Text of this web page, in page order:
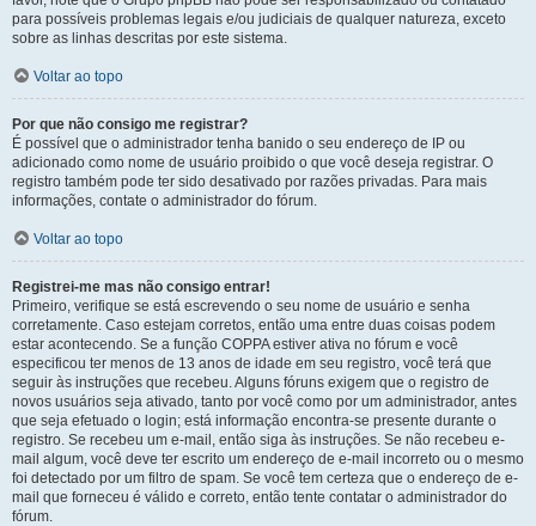
para possíveis problemas legais e/ou judiciais de qualquer natureza, exceto
sobre as linhas descritas por este sistema.
Voltar ao topo
Por que não consigo me registrar?
É possível que o administrador tenha banido o seu endereço de IP ou
adicionado como nome de usuário proibido o que você deseja registrar. O
registro também pode ter sido desativado por razões privadas. Para mais
informações, contate o administrador do fórum.
Voltar ao topo
Registrei-me mas não consigo entrar!
Primeiro, verifique se está escrevendo o seu nome de usuário e senha
corretamente. Caso estejam corretos, então uma entre duas coisas podem
estar acontecendo. Se a função COPPA estiver ativa no fórum e você
especificou ter menos de 13 anos de idade em seu registro, você terá que
seguir às instruções que recebeu. Alguns fóruns exigem que o registro de
novos usuários seja ativado, tanto por você como por um administrador, antes
que seja efetuado o login; está informação encontra-se presente durante o
registro. Se recebeu um e-mail, então siga às instruções. Se não recebeu e-
mail algum, você deve ter escrito um endereço de e-mail incorreto ou o mesmo
foi detectado por um filtro de spam. Se você tem certeza que o endereço de e-
mail que forneceu é válido e correto, então tente contatar o administrador do
fórum.